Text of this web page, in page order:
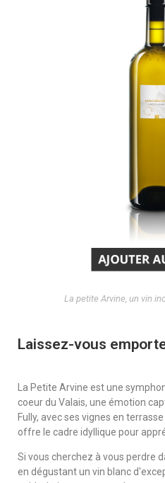
La petite Arvine, un vin
Laissez-vous
La Petite Arvine est une
coeur du Valais, une émotion
Fully, avec ses vignes en
offre le cadre idyllique pour
Si vous cherchez à vous perdre
en dégustant un vin blanc